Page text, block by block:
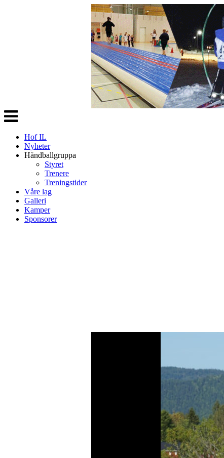
Veksle
navigasjon
Hof IL
Nyheter
Håndballgruppa
Styret
Trenere
Treningstider
Våre lag
Galleri
Kamper
Sponsorer